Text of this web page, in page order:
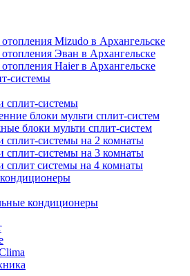
Mizudo в Архангельске
Эван в Архангельске
Haier в Архангельске
системы
сплит-системы
блоки мульти сплит-систем
блоки мульти сплит-систем
сплит-системы на 2 комнаты
сплит-системы на 3 комнаты
сплит системы на 4 комнаты
кондиционеры